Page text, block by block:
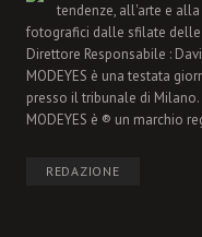
tendenze, all'arte e
fotografici dalle sfilate
Direttore Responsabile :
MODEYES è una testata
presso il tribunale di Milano.
MODEYES è ® un marchio
REDAZIONE